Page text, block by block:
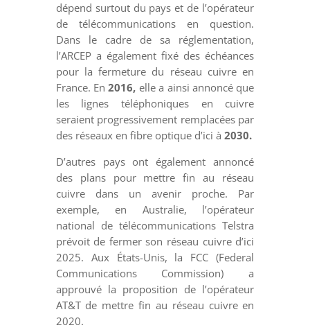
dépend surtout du pays et de l’opérateur
de télécommunications en question.
Dans le cadre de sa réglementation,
l’ARCEP a également fixé des échéances
pour la fermeture du réseau cuivre en
France. En2016, elle a ainsi annoncé que
les lignes téléphoniques en cuivre
seraient progressivement remplacées par
des réseaux en fibre optique d’ici à 2030.
D’autres pays ont également annoncé
des plans pour mettre fin au réseau
cuivre dans un avenir proche. Par
exemple, en Australie, l’opérateur
national de télécommunications Telstra
prévoit de fermer son réseau cuivre d’ici
2025. Aux États-Unis, la FCC (Federal
Communications Commission) a
approuvé la proposition de l’opérateur
AT&T de mettre fin au réseau cuivre en
2020.